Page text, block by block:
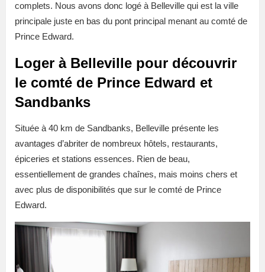
complets. Nous avons donc logé à Belleville qui est la ville
principale juste en bas du pont principal menant au comté de
Prince Edward.
Loger à Belleville pour découvrir
le comté de Prince Edward et
Sandbanks
Située à 40 km de Sandbanks, Belleville présente les
avantages d’abriter de nombreux hôtels, restaurants,
épiceries et stations essences. Rien de beau,
essentiellement de grandes chaînes, mais moins chers et
avec plus de disponibilités que sur le comté de Prince
Edward.